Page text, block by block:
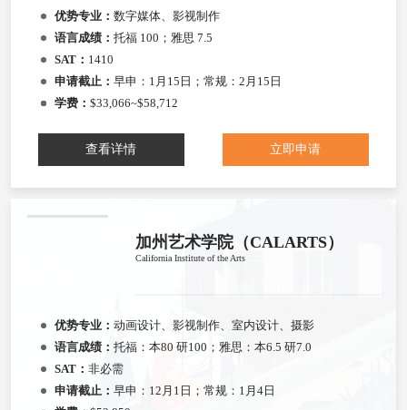
优势专业： 数字媒体、影视制作
语言成绩： 托福 100；雅思 7.5
SAT： 1410
申请截止： 早申：1月15日；常规：2月15日
学费： $33,066~$58,712
查看详情 立即申请
加州艺术学院（CALARTS）
California Institute of the Arts
优势专业： 动画设计、影视制作、室内设计、摄影
语言成绩： 托福：本80 研100；雅思：本6.5 研7.0
SAT： 非必需
申请截止： 早申：12月1日；常规：1月4日